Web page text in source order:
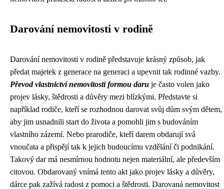
Darování nemovitosti v rodině
Darování nemovitosti v rodině představuje krásný způsob, jak
předat majetek z generace na generaci a upevnit tak rodinné vazby.
Převod vlastnictví nemovitosti formou daru je často volen jako
projev lásky, štědrosti a důvěry mezi blízkými. Představte si
například rodiče, kteří se rozhodnou darovat svůj dům svým dětem,
aby jim usnadnili start do života a pomohli jim s budováním
vlastního zázemí. Nebo prarodiče, kteří darem obdarují svá
vnoučata a přispějí tak k jejich budoucímu vzdělání či podnikání.
Takový dar má nesmírnou hodnotu nejen materiální, ale především
citovou. Obdarovaný vnímá tento akt jako projev lásky a důvěry,
dárce pak zažívá radost z pomoci a štědrosti. Darovaná nemovitost